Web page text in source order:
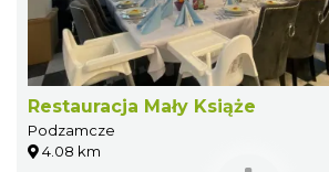
Restauracja Mały Książe
Podzamcze
4.08 km